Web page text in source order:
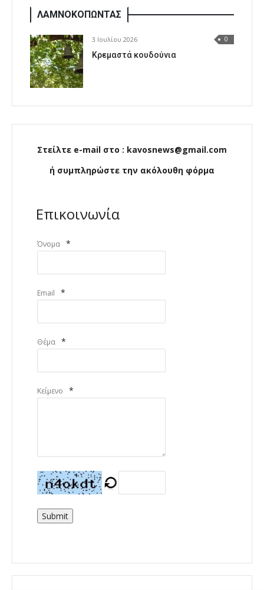
ΛΑΜΝΟΚΟΠΩΝΤΑΣ
3 Ιουλίου 2026 0
Κρεμαστά κουδούνια
Στείλτε e-mail στο : kavosnews@gmail.com
ή συμπληρώστε την ακόλουθη φόρμα
Επικοινωνία
Όνομα *
Email *
Θέμα *
Κείμενο *
Submit